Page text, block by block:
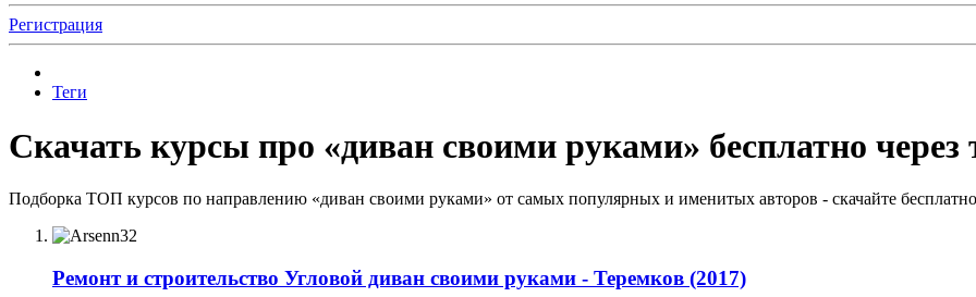
Регистрация
Теги
Скачать курсы про «диван своими руками» бесплатно через
Подборка ТОП курсов по направлению «диван своими руками» от самых популярных и именитых авторов - скачайте
Ремонт и строительство Угловой диван своими руками - Теремков (2017)